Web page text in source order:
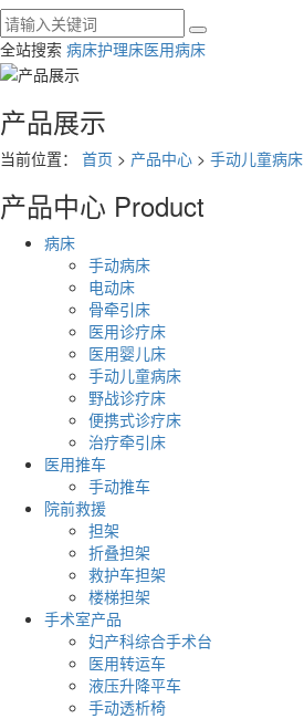
全站搜索 病床护理床医用病床
产品展示
当前位置： 首页 > 产品中心 > 手动儿童病床
产品中心 Product
病床
手动病床
电动床
骨牵引床
医用诊疗床
医用婴儿床
手动儿童病床
野战诊疗床
便携式诊疗床
治疗牵引床
医用推车
手动推车
院前救援
担架
折叠担架
救护车担架
楼梯担架
手术室产品
妇产科综合手术台
医用转运车
液压升降平车
手动透析椅